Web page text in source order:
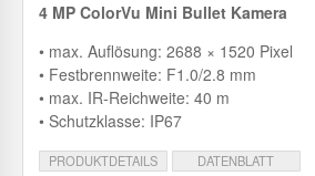
4 MP ColorVu Mini Bullet Kamera
• max. Auflösung: 2688 × 1520 Pixel
• Festbrennweite: F1.0/2.8 mm
• max. IR-Reichweite: 40 m
• Schutzklasse: IP67
PRODUKTDETAILS
DATENBLATT